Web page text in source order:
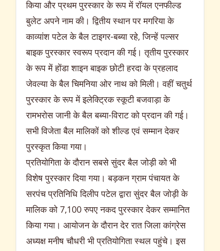
किया और प्रथम पुरस्कार के रूप में रॉयल एनफील्ड
बुलेट अपने नाम की। द्वितीय स्थान पर मगरिया के
काव्यांश पटेल के बैल टाइगर-बब्या रहे, जिन्हें पल्सर
बाइक पुरस्कार स्वरूप प्रदान की गई। तृतीय पुरस्कार
के रूप में होंडा शाइन बाइक छोटी हरदा के प्रहलाद
जेवल्या के बैल चिमनिया ओर नाथ को मिली। वहीं चतुर्थ
पुरस्कार के रूप में इलेक्ट्रिक स्कूटी बजवाड़ा के
रामभरोस जानी के बैल बब्या-विराट को प्रदान की गई।
सभी विजेता बैल मालिकों को शील्ड एवं सम्मान देकर
पुरस्कृत किया गया।
प्रतियोगिता के दौरान सबसे सुंदर बैल जोड़ी को भी
विशेष पुरस्कार दिया गया। बड़कन ग्राम पंचायत के
सरपंच प्रतिनिधि दिलीप पटेल द्वारा सुंदर बैल जोड़ी के
मालिक को 7,100 रुपए नकद पुरस्कार देकर सम्मानित
किया गया। आयोजन के दौरान देर रात जिला कांग्रेस
अध्यक्ष मनीष चौधरी भी प्रतियोगिता स्थल पहुंचे। इस